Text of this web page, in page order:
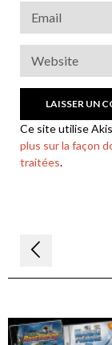
Ce site utilise
plus sur la façon
traitées.
de